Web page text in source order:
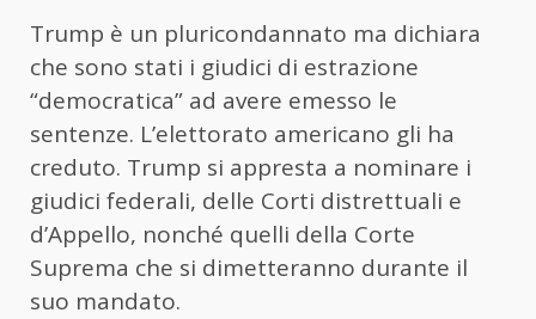
Trump è un pluricondannato ma dichiara
che sono stati i giudici di estrazione
“democratica” ad avere emesso le
sentenze. L’elettorato americano gli ha
creduto. Trump si appresta a nominare i
giudici federali, delle Corti distrettuali e
d’Appello, nonché quelli della Corte
Suprema che si dimetteranno durante il
suo mandato.